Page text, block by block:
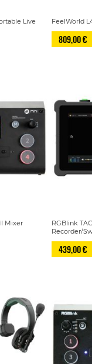
Live
FeelWorld
809,00 €
Mixer
RGBlink
Recorder/
439,00 €